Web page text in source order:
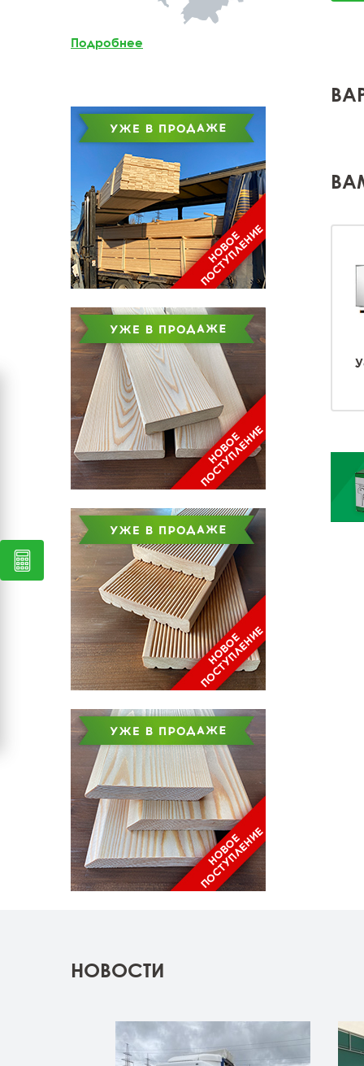
Мебельный щит из
Подробнее
НОВОСТИ